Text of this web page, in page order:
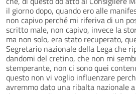
il giorno dopo, quando ero alle
non capivo perché mi riferiva di un
scritto male, non capivo, invece la
ma non solo, era stato recuperato,
Segretario nazionale della Lega che
dandomi del cretino, che non mi
stemperante, non ci sono quei
questo non vi voglio influenzare
avremmo dato una ribalta nazionale